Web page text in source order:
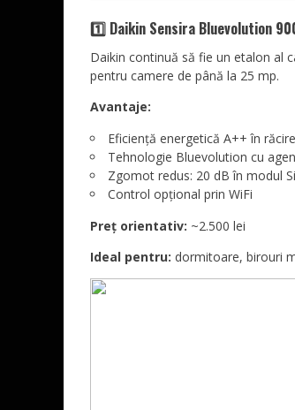
1️⃣ Daikin Sensira Bluevolution
Daikin continuă să fie un etalon al
pentru camere de până la 25 mp.
Avantaje:
Eficiență energetică A++ în răcire
Tehnologie Bluevolution cu
Zgomot redus: 20 dB în modul
Control opțional prin WiFi
Preț orientativ: ~2.500 lei
Ideal pentru: dormitoare, birouri